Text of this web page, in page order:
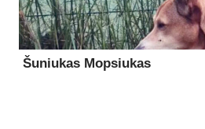
Šuniukas Mopsiukas